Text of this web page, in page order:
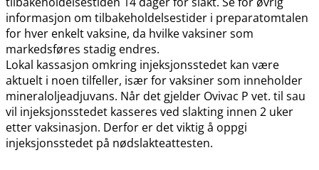
informasjon om tilbakeholdelsestider i preparatomtalen
for hver enkelt vaksine, da hvilke vaksiner som
markedsføres stadig endres.
Lokal kassasjon omkring injeksjonsstedet kan være
aktuelt i noen tilfeller, især for vaksiner som inneholder
mineraloljeadjuvans. Når det gjelder Ovivac P vet. til sau
vil injeksjonsstedet kasseres ved slakting innen 2 uker
etter vaksinasjon. Derfor er det viktig å oppgi
injeksjonsstedet på nødslakteattesten.